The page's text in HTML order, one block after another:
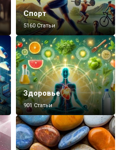
Спорт
5160 Статьи
Здоровье
901 Статьи